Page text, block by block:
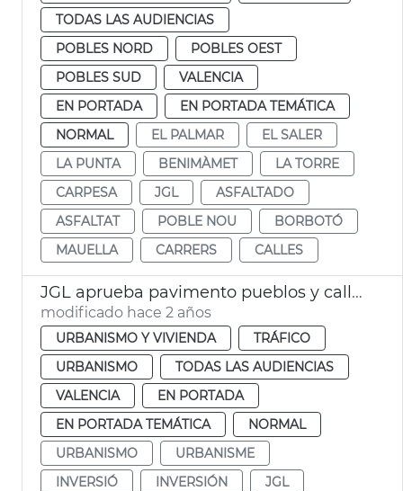
TODAS LAS AUDIENCIAS
POBLES NORD
POBLES OEST
POBLES SUD
VALENCIA
EN PORTADA
EN PORTADA TEMÁTICA
NORMAL
EL PALMAR
EL SALER
LA PUNTA
BENIMÀMET
LA TORRE
CARPESA
JGL
ASFALTADO
ASFALTAT
POBLE NOU
BORBOTÓ
MAUELLA
CARRERS CALLES
JGL aprueba pavimento pueblos y calles València
modificado hace 2 años
URBANISMO Y VIVIENDA
TRÁFICO
URBANISMO
TODAS LAS AUDIENCIAS
VALENCIA
EN PORTADA
EN PORTADA TEMÁTICA
NORMAL
URBANISMO
URBANISME
INVERSIÓ
INVERSIÓN
JGL